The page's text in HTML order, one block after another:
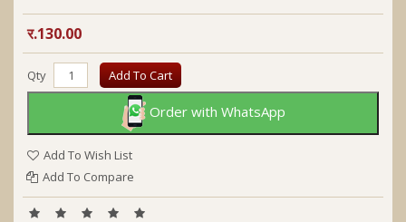
र.130.00
Qty Add To Cart
Order with WhatsApp
Add To Wish List
Add To Compare